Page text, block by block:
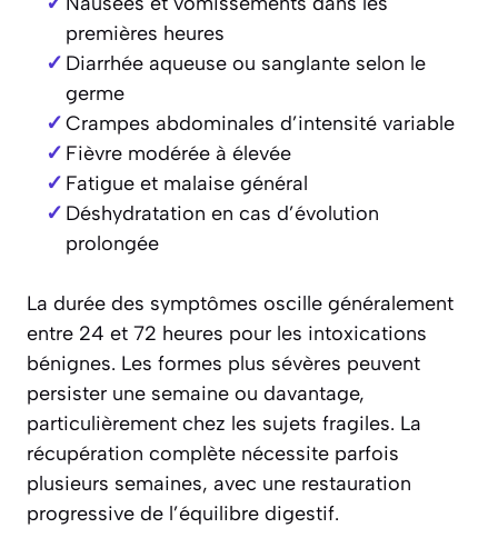
premières heures
Diarrhée aqueuse ou sanglante selon le
germe
Crampes abdominales d’intensité variable
Fièvre modérée à élevée
Fatigue et malaise général
Déshydratation en cas d’évolution
prolongée
La durée des symptômes oscille généralement
entre 24 et 72 heures pour les intoxications
bénignes. Les formes plus sévères peuvent
persister une semaine ou davantage,
particulièrement chez les sujets fragiles. La
récupération complète nécessite parfois
plusieurs semaines, avec une restauration
progressive de l’équilibre digestif.